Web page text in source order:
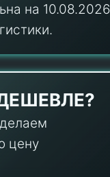
на 10.08.2026
цену